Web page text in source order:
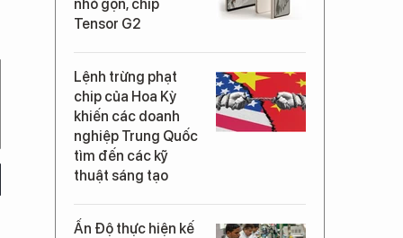
nhỏ gọn, chip
Tensor G2
Lệnh trừng phạt
chip của Hoa Kỳ
khiến các doanh
nghiệp Trung Quốc
tìm đến các kỹ
thuật sáng tạo
Ấn Độ thực hiện kế